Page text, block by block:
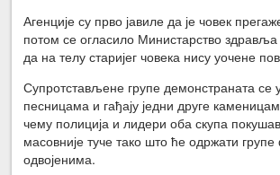
Агенције су прво јавиле да је човек
потом се огласило Министарство здравља
да на телу старијег човека нису уочене
Супротстављене групе демонстраната се
песницама и гађају једни друге
чему полиција и лидери оба скупа
масовније туче тако што ће одржати групе
одвојенима.